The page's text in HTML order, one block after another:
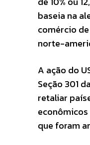
baseia na
comércio
norte-
A ação do
Seção 301
retaliar
que foram